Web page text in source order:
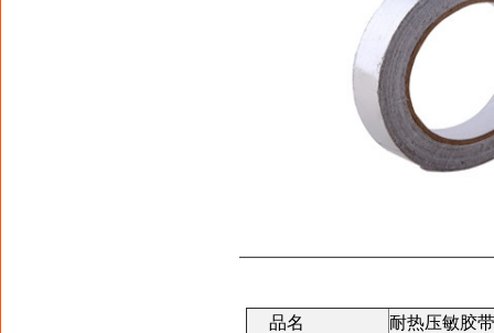
品名
耐热压敏胶带